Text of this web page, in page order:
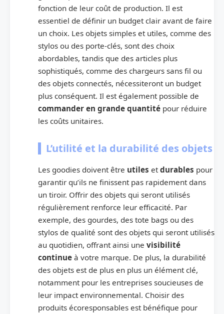
fonction de leur coût de production. Il est
essentiel de définir un budget clair avant de faire
un choix. Les objets simples et utiles, comme des
stylos ou des porte-clés, sont des choix
abordables, tandis que des articles plus
sophistiqués, comme des chargeurs sans fil ou
des objets connectés, nécessiteront un budget
plus conséquent. Il est également possible de
commander en grande quantité pour réduire
les coûts unitaires.
L’utilité et la durabilité des objets
Les goodies doivent être utiles et durables pour
garantir qu’ils ne finissent pas rapidement dans
un tiroir. Offrir des objets qui seront utilisés
régulièrement renforce leur efficacité. Par
exemple, des gourdes, des tote bags ou des
stylos de qualité sont des objets qui seront utilisés
au quotidien, offrant ainsi une visibilité
continue à votre marque. De plus, la durabilité
des objets est de plus en plus un élément clé,
notamment pour les entreprises soucieuses de
leur impact environnemental. Choisir des
produits écoresponsables est bénéfique pour